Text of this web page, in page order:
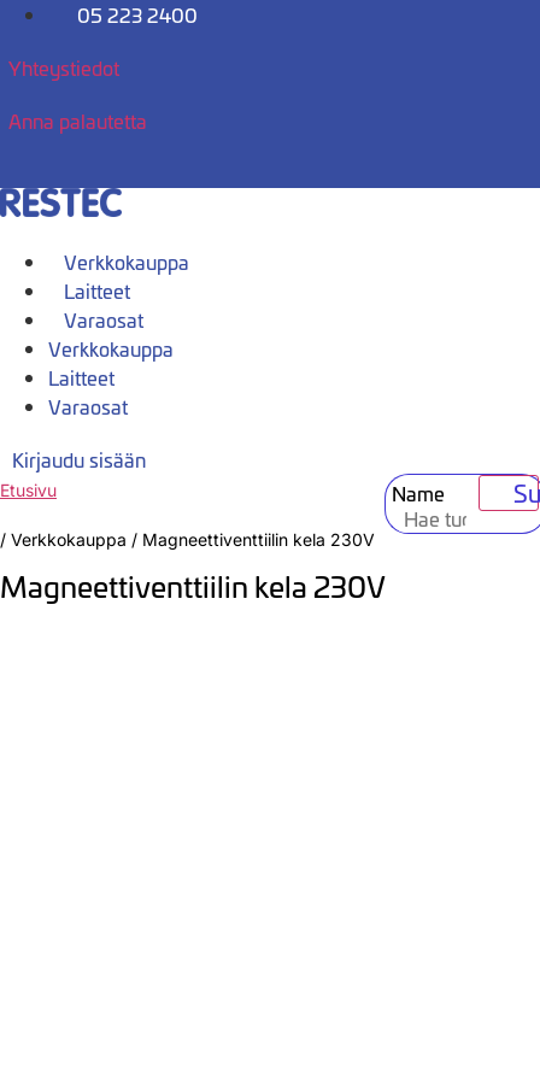
Mene
05 223 2400
Yhteystiedot
Anna palautetta
Verkkokauppa
Laitteet
Varaosat
Verkkokauppa
Laitteet
Varaosat
Kirjaudu sisään
Name
Etusivu
/ Verkkokauppa / Magneettiventtiilin kela 230V
Magneettiventtiilin kela 230V